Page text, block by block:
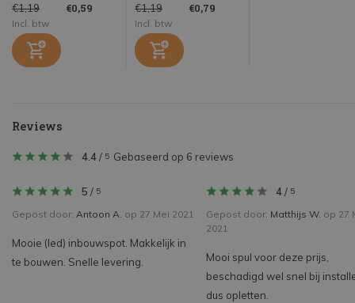
€1,19 €0,59
Incl. btw
€1,19 €0,79
Incl. btw
Reviews
4.4/ 5 Gebaseerd op 6 reviews
5 / 5
Gepost door: Antoon A. op 27 Mei 2021
Mooie (led) inbouwspot. Makkelijk in
te bouwen. Snelle levering.
4/ 5
Gepost door: Matthijs W. op 27
2021
Mooi spul voor deze prijs,
beschadigd wel snel bij
dus opletten.